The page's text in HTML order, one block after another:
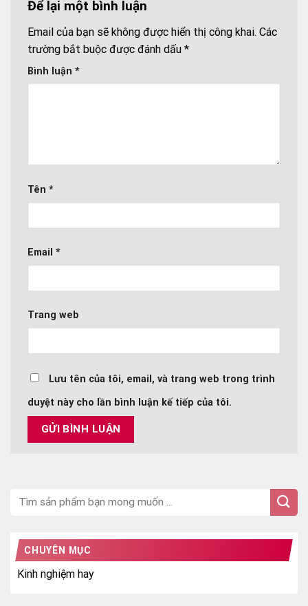
CHUYÊN MỤC
Kinh nghiệm hay
Để lại một bình luận
Email của bạn sẽ không được hiển thị công khai. Các
trường bắt buộc được đánh dấu *
Bình luận *
Tên *
Email *
Trang web
Lưu tên của tôi, email, và trang web trong trình
duyệt này cho lần bình luận kế tiếp của tôi.